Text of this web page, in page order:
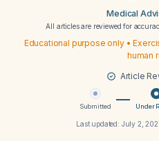
Medical
All articles are reviewed for
Educational purpose only •
human
Article
Submitted Under
Last updated: July 2,